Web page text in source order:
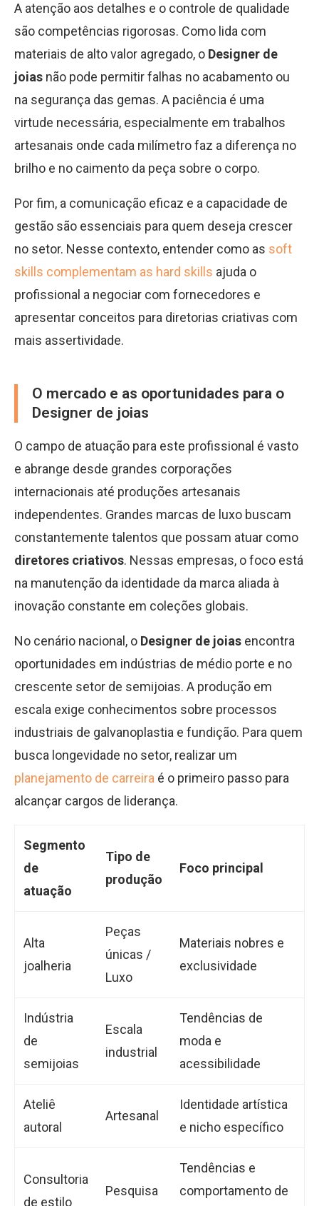
A atenção aos detalhes e o controle de qualidade
são competências rigorosas. Como lida com
materiais de alto valor agregado, o Designer de
joias não pode permitir falhas no acabamento ou
na segurança das gemas. A paciência é uma
virtude necessária, especialmente em trabalhos
artesanais onde cada milímetro faz a diferença no
brilho e no caimento da peça sobre o corpo.
Por fim, a comunicação eficaz e a capacidade de
gestão são essenciais para quem deseja crescer
no setor. Nesse contexto, entender como as soft
skills complementam as hard skills ajuda o
profissional a negociar com fornecedores e
apresentar conceitos para diretorias criativas com
mais assertividade.
O mercado e as oportunidades para o
Designer de joias
O campo de atuação para este profissional é vasto
e abrange desde grandes corporações
internacionais até produções artesanais
independentes. Grandes marcas de luxo buscam
constantemente talentos que possam atuar como
diretores criativos. Nessas empresas, o foco está
na manutenção da identidade da marca aliada à
inovação constante em coleções globais.
No cenário nacional, o Designer de joias encontra
oportunidades em indústrias de médio porte e no
crescente setor de semijoias. A produção em
escala exige conhecimentos sobre processos
industriais de galvanoplastia e fundição. Para quem
busca longevidade no setor, realizar um
planejamento de carreira é o primeiro passo para
alcançar cargos de liderança.
Segmento
de
atuação
Tipo de
produção
Foco principal
Alta
joalheria
Peças
únicas /
Luxo
Materiais nobres e
exclusividade
Indústria
de
semijoias
Escala
industrial
Tendências de
moda e
acessibilidade
Ateliê
autoral
Artesanal
Identidade artística
e nicho específico
Consultoria
de estilo
Pesquisa
Tendências e
comportamento de